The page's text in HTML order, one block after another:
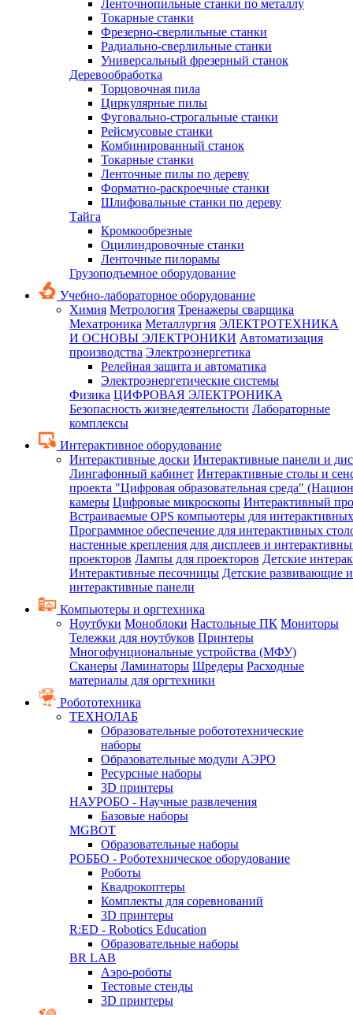
Ленточнопильные станки по металлу
Токарные станки
Фрезерно-сверлильные станки
Радиально-сверлильные станки
Универсальный фрезерный станок
Деревообработка
Торцовочная пила
Циркулярные пилы
Фуговально-строгальные станки
Рейсмусовые станки
Комбинированный станок
Токарные станки
Ленточные пилы по дереву
Форматно-раскроечные станки
Шлифовальные станки по дереву
Тайга
Кромкообрезные
Оцилиндровочные станки
Ленточные пилорамы
Грузоподъемное оборудование
Учебно-лабораторное оборудование
Химия Метрология Тренажеры сварщика
Мехатроника Металлургия ЭЛЕКТРОТЕХНИКА
И ОСНОВЫ ЭЛЕКТРОНИКИ Автоматизация
производства Электроэнергетика
Релейная защита и автоматика
Электроэнергетические системы
Физика ЦИФРОВАЯ ЭЛЕКТРОНИКА
Безопасность жизнедеятельности Лабораторные
комплексы
Интерактивное оборудование
Интерактивные доски Интерактивные панели и
Лингафонный кабинет Интерактивные столы и
проекта "Цифровая образовательная среда"
камеры Цифровые микроскопы Интерактивный
Встраиваемые OPS компьютеры для
Программное обеспечение для интерактивных
настенные крепления для дисплеев и
проекторов Лампы для проекторов Детские
Интерактивные песочницы Детские развивающие
интерактивные панели
Компьютеры и оргтехника
Ноутбуки Моноблоки Настольные ПК Мониторы
Тележки для ноутбуков Принтеры
Многофунциональные устройства (МФУ)
Сканеры Ламинаторы Шредеры Расходные
материалы для оргтехники
Робототехника
ТЕХНОЛАБ
Образовательные робототехнические
наборы
Образовательные модули АЭРО
Ресурсные наборы
3D принтеры
НАУРОБО - Научные развлечения
Базовые наборы
MGBOT
Образовательные наборы
РОББО - Роботехническое оборудование
Роботы
Квадрокоптеры
Комплекты для соревнований
3D принтеры
R:ED - Robotics Education
Образовательные наборы
BR LAB
Аэро-роботы
Тестовые стенды
3D принтеры